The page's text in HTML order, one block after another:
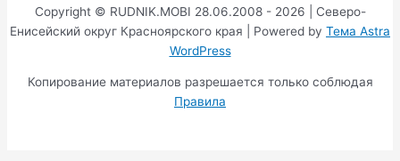
Copyright © RUDNIK.MOBI 28.06.2008 - 2026 | Северо-
Енисейский округ Красноярского края | Powered by Тема Astra
WordPress
Копирование материалов разрешается только соблюдая
Правила